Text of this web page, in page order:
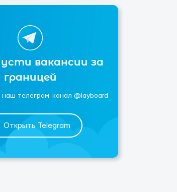
вакансии за
границей
телеграм-канал @layboard
Открыть Telegram